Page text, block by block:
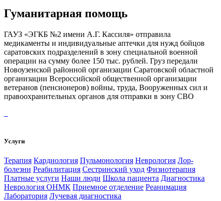
Гуманитарная помощь
ГАУЗ «ЭГКБ №2 имени А.Г. Кассиля» отправила
медикаменты и индивидуальные аптечки для нужд бойцов
саратовских подразделений в зону специальной военной
операции на сумму более 150 тыс. рублей. Груз передали
Новоузенской районной организации Саратовской областной
организации Всероссийской общественной организации
ветеранов (пенсионеров) войны, труда, Вооруженных сил и
правоохранительных органов для отправки в зону СВО
Услуги
Терапия Кардиология Пульмонология Неврология Лор-
болезни Реабилитация Сестринский уход Физиотерапия
Платные услуги Наши люди Школа пациента Диагностика
Неврология ОНМК Приемное отделение Реанимация
Лаборатория Лучевая диагностика